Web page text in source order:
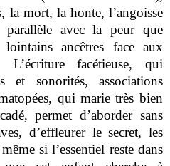
la mort, la honte, l’angoisse
avec la peur que
ancêtres face aux
facétieuse, qui
sonorités, associations
qui marie très bien
permet d’aborder sans
d’effleurer le secret, les
si l’essentiel reste dans